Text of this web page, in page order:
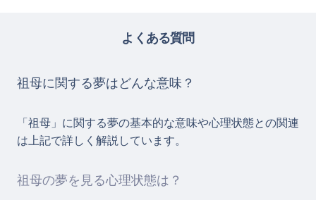
よくある質問
祖母に関する夢はどんな意味？
「祖母」に関する夢の基本的な意味や心理状態との関連
は上記で詳しく解説しています。
祖母の夢を見る心理状態は？